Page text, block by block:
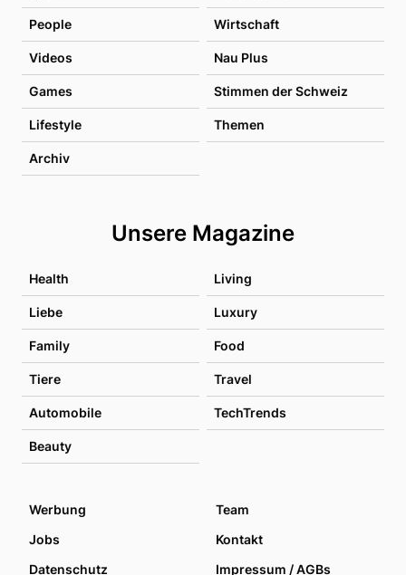
People Wirtschaft
Videos Nau Plus
Games Stimmen der Schweiz
Lifestyle Themen
Archiv
Unsere Magazine
Health Living
Liebe Luxury
Family Food
Tiere Travel
Automobile TechTrends
Beauty
Werbung
Team
Jobs
Kontakt
Datenschutz
Impressum / AGBs